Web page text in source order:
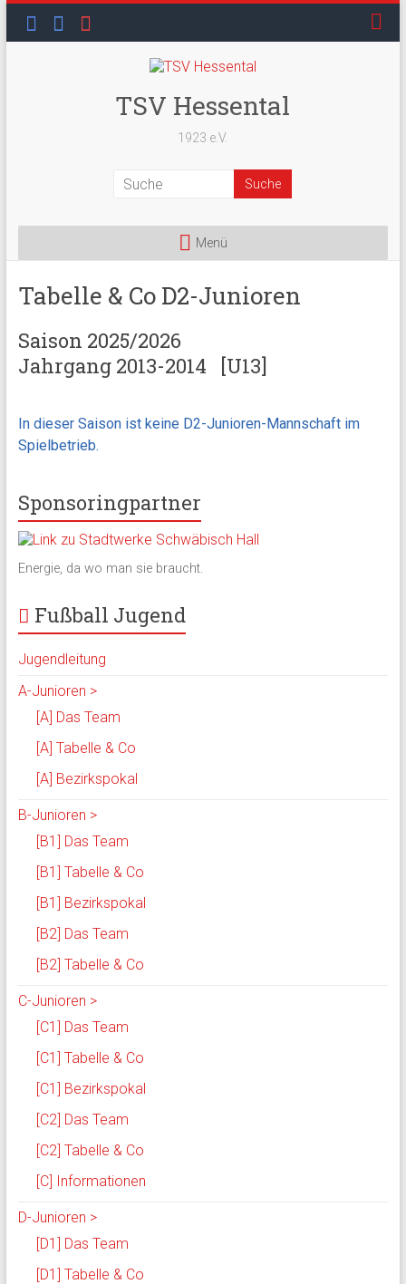
content
TSV Hessental
1923 e.V.
Menü
Tabelle & Co D2-Junioren
Saison 2025/2026
Jahrgang 2013-2014
[U13]
In dieser Saison ist keine D2-Junioren-Mannschaft im
Spielbetrieb.
Sponsoringpartner
Energie, da wo man sie braucht.
Fußball Jugend
Jugendleitung
A-Junioren >
[A] Das Team
[A] Tabelle & Co
[A] Bezirkspokal
B-Junioren >
[B1] Das Team
[B1] Tabelle & Co
[B1] Bezirkspokal
[B2] Das Team
[B2] Tabelle & Co
C-Junioren >
[C1] Das Team
[C1] Tabelle & Co
[C1] Bezirkspokal
[C2] Das Team
[C2] Tabelle & Co
[C] Informationen
D-Junioren >
[D1] Das Team
[D1] Tabelle & Co